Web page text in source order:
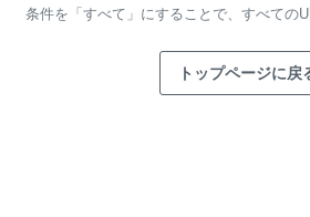
条件を「すべて」にすることで、 すべての
トップページに戻